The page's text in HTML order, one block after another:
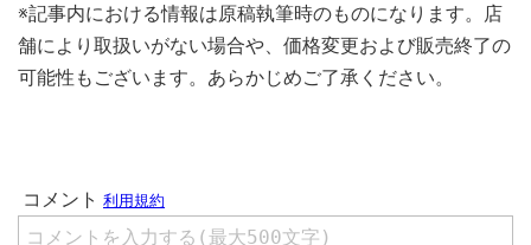
※記事内における情報は原稿執筆時のものになります。店
舗により取扱いがない場合や、価格変更および販売終了の
可能性もございます。あらかじめご了承ください。